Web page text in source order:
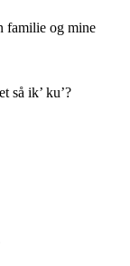
familie og mine
så ik’ ku’?